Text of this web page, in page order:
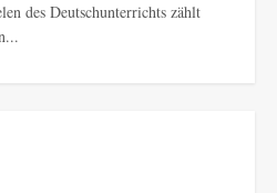
des Deutschunterrichts zählt